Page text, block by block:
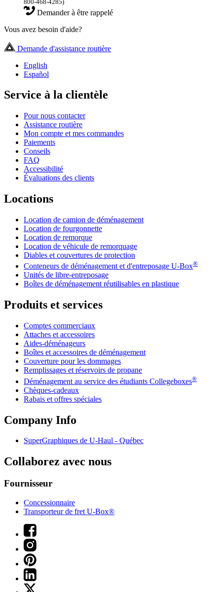
800-468-4285)
Demander à être rappelé
Vous avez besoin d'aide?
Demande d'assistance routière
English
Español
Service à la clientèle
Pour nous contacter
Assistance routière
Mon compte et mes commandes
Paiements
Conseils
FAQ
Accessibilité
Évaluations des clients
Locations
Location de camion de déménagement
Location de fourgonnette
Location de remorque
Location de véhicule de remorquage
Diables et couvertures de protection
Conteneurs de déménagement et d'entreposage U-Box®
Unités de libre-entreposage
Boîtes de déménagement réutilisables en plastique
Produits et services
Comptes commerciaux
Attaches et accessoires
Aides-déménageurs
Boîtes et accessoires de déménagement
Couverture pour les dommages
Remplissages et réservoirs de propane
Déménagement au service des étudiants Collegeboxes®
Chèques-cadeaux
Rabais et offres spéciales
Company Info
SuperGraphiques de U-Haul - Québec
Collaborez avec nous
Fournisseur
Concessionnaire
Transporteur de fret U-Box®